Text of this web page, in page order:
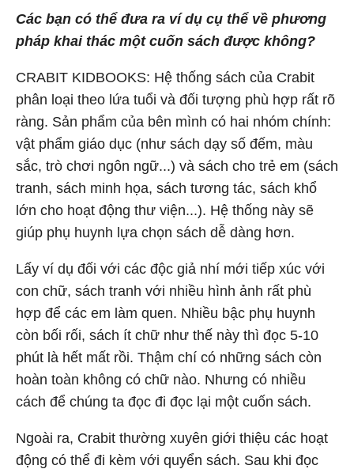
Các bạn có thể đưa ra ví dụ cụ thể về phương
pháp khai thác một cuốn sách được không?
CRABIT KIDBOOKS: Hệ thống sách của Crabit
phân loại theo lứa tuổi và đối tượng phù hợp rất rõ
ràng. Sản phẩm của bên mình có hai nhóm chính:
vật phẩm giáo dục (như sách dạy số đếm, màu
sắc, trò chơi ngôn ngữ...) và sách cho trẻ em (sách
tranh, sách minh họa, sách tương tác, sách khổ
lớn cho hoạt động thư viện...). Hệ thống này sẽ
giúp phụ huynh lựa chọn sách dễ dàng hơn.
Lấy ví dụ đối với các độc giả nhí mới tiếp xúc với
con chữ, sách tranh với nhiều hình ảnh rất phù
hợp để các em làm quen. Nhiều bậc phụ huynh
còn bối rối, sách ít chữ như thế này thì đọc 5-10
phút là hết mất rồi. Thậm chí có những sách còn
hoàn toàn không có chữ nào. Nhưng có nhiều
cách để chúng ta đọc đi đọc lại một cuốn sách.
Ngoài ra, Crabit thường xuyên giới thiệu các hoạt
động có thể đi kèm với quyển sách. Sau khi đọc